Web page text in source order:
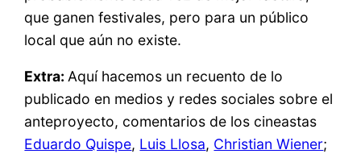
que ganen festivales, pero para un público
local que aún no existe.
Extra:Aquí hacemos un recuento de lo
publicado en medios y redes sociales sobre el
anteproyecto, comentarios de los cineastas
Eduardo Quispe, Luis Llosa, Christian Wiener;